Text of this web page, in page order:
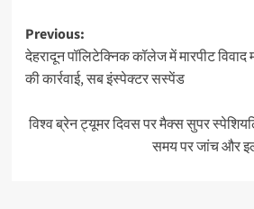
Post
navigation
Previous:
देहरादून पॉलिटेक्निक कॉलेज में मारपीट
की कार्रवाई, सब इंस्पेक्टर सस्पेंड
विश्व ब्रेन ट्यूमर दिवस पर मैक्स सुपर
समय पर जांच और